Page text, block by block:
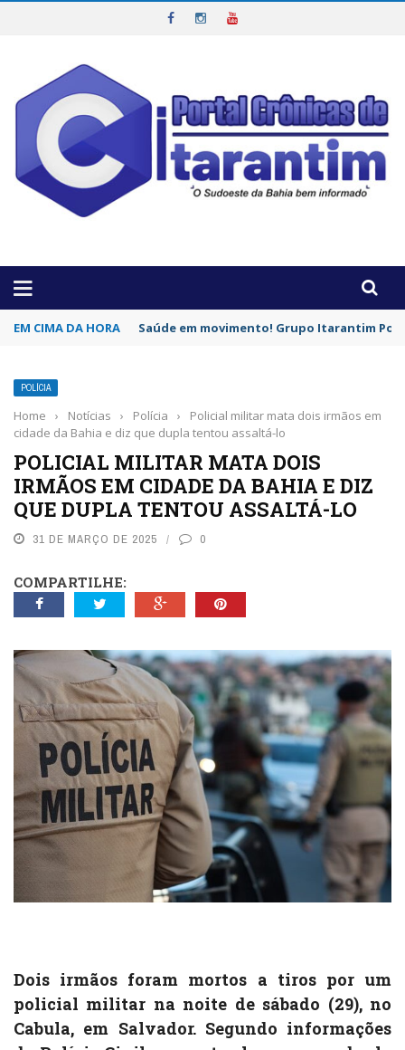
EM CIMA DA HORA Saúde em movimento! Grupo Itarantim
POLÍCIA
Home › Notícias › Polícia ›
Policial militar mata dois irmãos em
cidade da Bahia e diz que dupla tentou assaltá-lo
POLICIAL MILITAR MATA DOIS
IRMÃOS EM CIDADE DA BAHIA E DIZ
QUE DUPLA TENTOU ASSALTÁ-LO
31 DE MARÇO DE 2025 0
COMPARTILHE:
Dois irmãos foram mortos a tiros por um
policial militar na noite de sábado (29), no
Cabula, em Salvador. Segundo informações